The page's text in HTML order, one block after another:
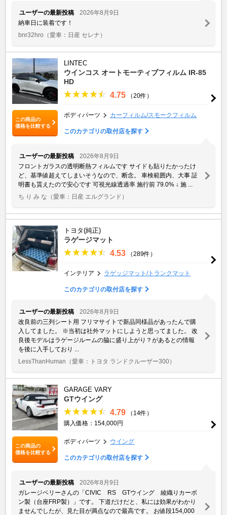
ユーザーの最新投稿
2026年8月9日
納車日に装着です！
bnr32hro （愛車：日産 セレナ）
この商品の
価格を比較する
LINTEC
ウインコス オートモーティブフィルム IR-85
HD
4.75 （20件）
ボディパーツ カーフィルム/スモークフィルム
このカテゴリの取付店を探す
ユーザーの最新投稿
2026年8月9日
フロントガラスの透明断熱フィルムです サイドも貼りたかったけ
ど、基準値超えてしまいそうなので、断念。 車検範囲内、大事 証
明書も貰えたので安心です 可視光線透過率 施行前 79.0% ↓ 施 ...
ち り み な （愛車：日産 エルグランド）
トヨタ(純正)
ラゲージマット
4.53 （289件）
インテリア ラゲッジマット/トランクマット
このカテゴリの取付店を探す
ユーザーの最新投稿
2026年8月9日
改良前の三列シート用 フリマサイトで新品同様品があったんで購
入してました。 ※当初は社外マットにしようと思ってました。 改
良後モデルはラゲージルームの脇に盛り上がり？があるとの情報
を後に入手しており ...
LessThanHuman （愛車：トヨタ ランドクルーザー300）
この商品の
価格を比較する
GARAGE VARY
GTウイング
4.79
（14件）
購入価格：154,000円
ボディパーツ ウイング
このカテゴリの取付店を探す
ユーザーの最新投稿
2026年8月9日
ガレージベリーさんの「CIVIC RS GTウイング 綾織りカーボ
ン製（台座FRP製）」です。 下道だけだと、私には効果がわかり
ませんでしたが、見た目が満点なので最高です。 お値段154,000